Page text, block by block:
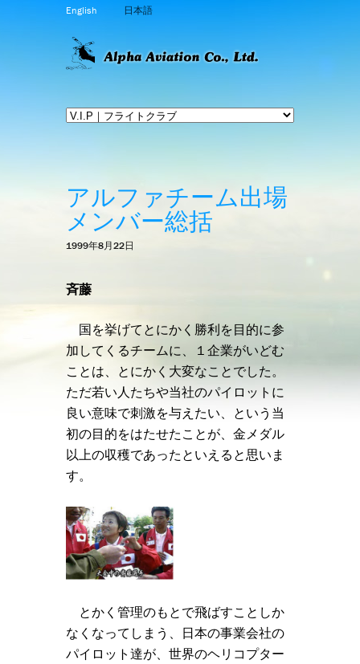
English 日本語
アルファチーム出場
メンバー総括
1999年8月22日
斉藤
国を挙げてとにかく勝利を目的に参
加してくるチームに、１企業がいどむ
ことは、とにかく大変なことでした。
ただ若い人たちや当社のパイロットに
良い意味で刺激を与えたい、という当
初の目的をはたせたことが、金メダル
以上の収穫であったといえると思いま
す。
とかく管理のもとで飛ばすことしか
なくなってしまう、日本の事業会社の
パイロット達が、世界のヘリコプター